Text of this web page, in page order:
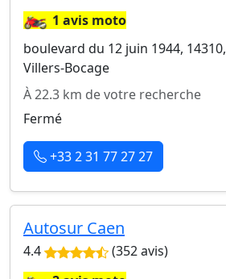
🏍️1 avis moto
boulevard du 12 juin 1944, 14310,
Villers-Bocage
À 22.3 km de votre recherche
Fermé
+33 2 31 77 27 27
Autosur Caen
4.4 (352 avis)